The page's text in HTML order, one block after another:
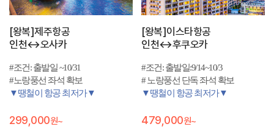
[왕복]제주항공
인천↔오사카
#조건: 출발일 ~10/31
#노랑풍선 좌석 확보
▼땡철이 항공 최저가▼
299,000원~
[왕복]이스타항공
인천↔후쿠오카
#조건: 출발일:9/14~10/3
# 노랑풍선 단독 좌석 확보
▼땡철이 항공 최저가▼
479,000원~